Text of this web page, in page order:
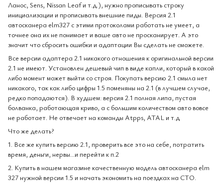
Ланос, Sens, Nissan Leaf и т.д.), нужно прописывать строку
инициализации и прописывать внешние пиды. Версия 2.1
автосканера elm327 с этими протоколами работать не умеет, а
точнее она их не понимает и ваше авто не просканирует. А это
значит что сбросить ошибки и адаптации Вы сделать не сможете.
Все версии адаптера 2.1 никакого отношения к оригинальной версии
2.1 не имеют. Установлен дешевый чип в виде капли, который в какой
либо момент может выйти со строя. Покупать версию 2.1 смыла нет
никакого, так как либо цифры 1.5 поменяны на 2.1 (в лучшем случае,
редко попадаются). В худшем: версия 2.1 полная липа, пустая
болванка, работающая криво, а с большим количеством авто вовсе
не работает. Не отвечает на команды Atpps, ATAL и т.д
Что же делать?
1. Все же купить версию 2.1, проверить все это на себе, потратить
время, деньги, нервы...и перейти к п.2
2. Купить в нашем магазине качественную модель автосканера elm
327 нужной версии 1.5 и начать экономить на поездках на СТО.